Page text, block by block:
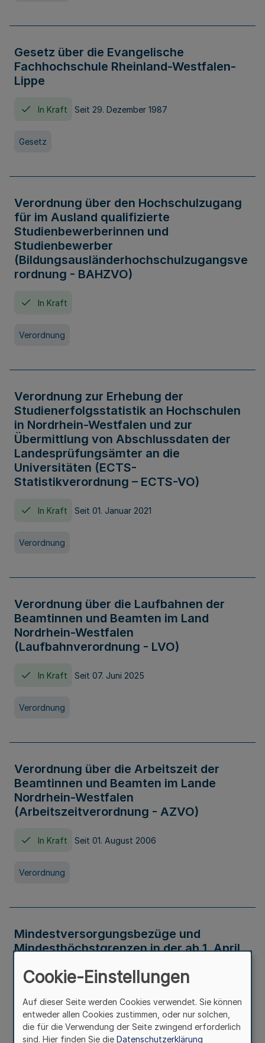
Gesetz über die Evangelische
Fachhochschule Rheinland-Westfalen-
Lippe
In Kraft Seit 29. Dezember 1987
Gesetz
Verordnung über den Hochschulzugang
für im Ausland qualifizierte
Studienbewerberinnen und
Studienbewerber
(Bildungsausländerhochschulzugangsve
rordnung - BAHZVO)
In Kraft
Verordnung
Verordnung zur Erhebung der
Studienerfolgsstatistik an Hochschulen
in Nordrhein-Westfalen und zur
Übermittlung von Abschlussdaten der
Landesprüfungsämter an die
Universitäten (ECTS-
Statistikverordnung – ECTS-VO)
In Kraft Seit 01. Januar 2021
Verordnung
Verordnung über die Laufbahnen der
Beamtinnen und Beamten im Land
Nordrhein-Westfalen
(Laufbahnverordnung - LVO)
In Kraft Seit 07. Juni 2025
Verordnung
Verordnung über die Arbeitszeit der
Beamtinnen und Beamten im Lande
Nordrhein-Westfalen
(Arbeitszeitverordnung - AZVO)
In Kraft Seit 01. August 2006
Verordnung
Mindestversorgungsbezüge und
Mindesthöchstgrenzen in der ab 1. April
Verwaltungsvorschrift
Cookie-Einstellungen
Auf dieser Seite werden Cookies verwendet. Sie können
entweder allen Cookies zustimmen, oder nur solchen,
die für die Verwendung der Seite zwingend erforderlich
sind. Hier finden Sie die Datenschutzerklärung